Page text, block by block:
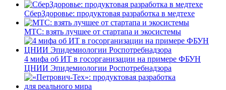
СберЗдоровье: продуктовая разработка в медтехе
МТС: взять лучшее от стартапа и экосистемы
4 мифа об ИТ в госорганизации на примере ФБУН
ЦНИИ Эпидемиологии Роспотребнадзора